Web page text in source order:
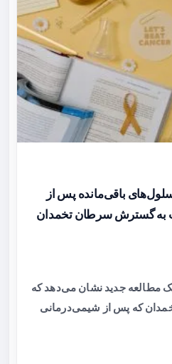
باقی‌مانده پس از
گسترش سرطان تخمدان
مطالعه جدید نشان می‌دهد که
که پس از شیمی‌درمانی